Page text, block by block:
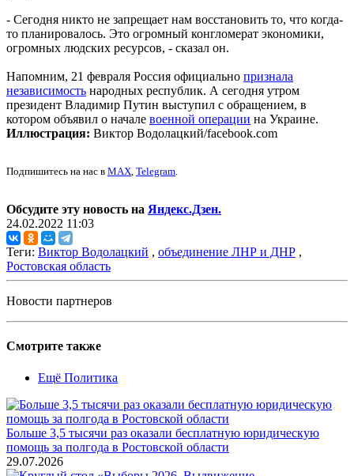
- Сегодня никто не запрещает нам восстановить то, что когда-
то планировалось. Это огромный конгломерат экономики,
огромных людских ресурсов, - сказал он.
Напомним, 21 февраля Россия официально признала
независимость народных республик. А сегодня утром
президент Владимир Путин выступил с обращением, в
котором объявил о начале военной операции на Украине.
Иллюстрация: Виктор Водолацкий/facebook.com
Подпишитесь на нас в MAX, Telegram.
Обсудите эту новость на Яндекс.Дзен.
24.02.2022 11:03
Теги: Виктор Водолацкий , объединение ЛНР и ДНР ,
Ростовская область
Новости партнеров
Смотрите также
Ещё Политика
Больше 3,5 тысячи раз оказали бесплатную юридическую
помощь за полгода в Ростовской области
29.07.2026